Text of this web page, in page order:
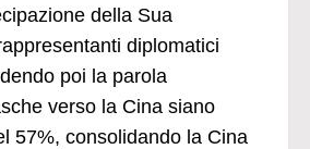
della Sua
diplomatici
poi la parola
verso la Cina siano
57%, consolidando la Cina